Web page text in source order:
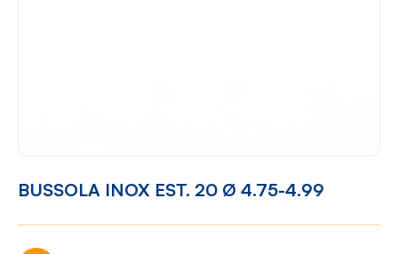
BUSSOLA INOX EST. 20 Ø 4.75-4.99